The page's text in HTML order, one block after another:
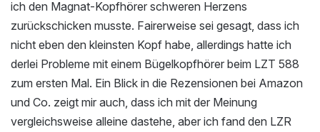
ich den Magnat-Kopfhörer schweren Herzens
zurückschicken musste. Fairerweise sei gesagt, dass ich
nicht eben den kleinsten Kopf habe, allerdings hatte ich
derlei Probleme mit einem Bügelkopfhörer beim LZT 588
zum ersten Mal. Ein Blick in die Rezensionen bei Amazon
und Co. zeigt mir auch, dass ich mit der Meinung
vergleichsweise alleine dastehe, aber ich fand den LZR